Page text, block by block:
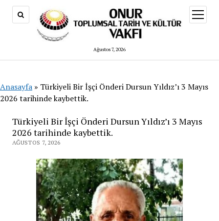
Ağustos 7, 2026
aç
Anasayfa » Türkiyeli Bir İşçi Önderi Dursun Yıldız’ı 3 Mayıs
2026 tarihinde kaybettik.
Türkiyeli Bir İşçi Önderi Dursun Yıldız’ı 3 Mayıs
2026 tarihinde kaybettik.
AĞUSTOS 7, 2026